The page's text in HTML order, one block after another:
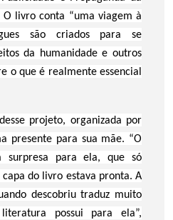
O livro conta “uma viagem à
são criados para se
da humanidade e outros
o que é realmente essencial
projeto, organizada por
presente para sua mãe. “O
para ela, que só
do livro estava pronta. A
descobriu traduz muito
possui para ela”,